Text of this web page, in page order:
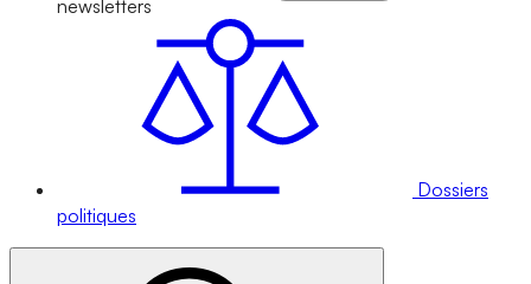
newsletters
Dossiers
politiques